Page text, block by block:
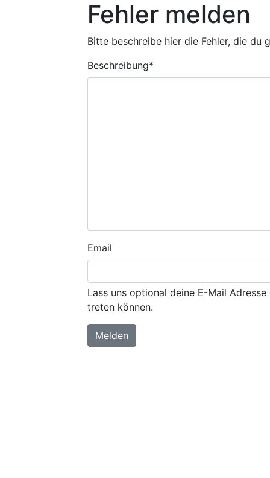
Fehler melden
Bitte beschreibe hier die Fehler, die du
Beschreibung*
Email
Lass uns optional deine E-Mail
treten können.
Melden